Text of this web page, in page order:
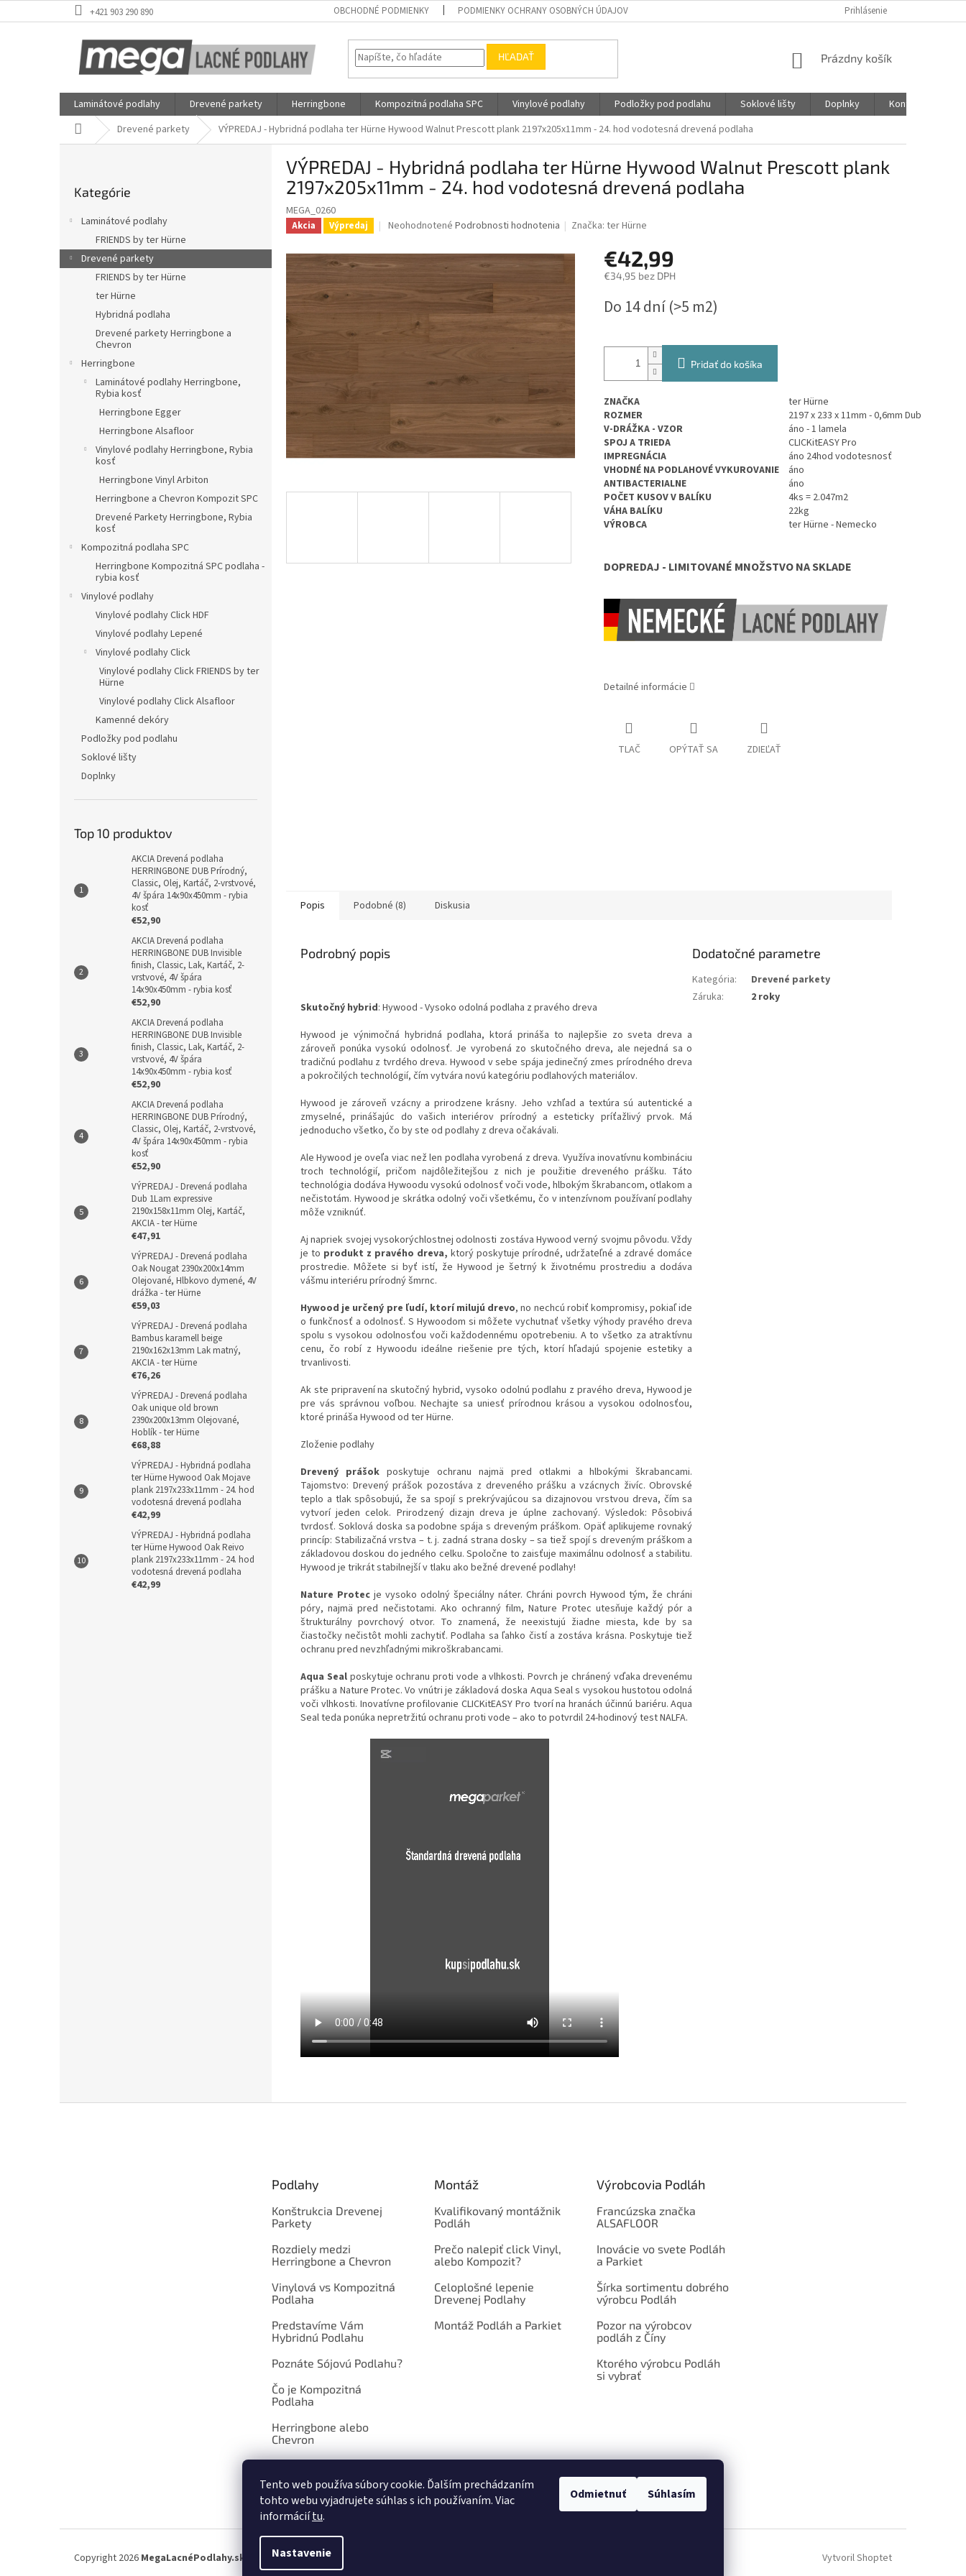
Tento web používa súbory cookie. Ďalším prechádzaním
tohto webu vyjadrujete súhlas s ich používaním. Viac
informáciítu.
Nastavenie
Odmietnuť Súhlasím
na
+421 903 290 890 OBCHODNÉ PODMIENKY PODMIENKY OCHRANY OSOBNÝCH ÚDAJOV Prihlásenie
HĽADAŤ
NÁKUPNÝ
Prázdny košík
Laminátové podlahy Drevené parkety Herringbone Kompozitná podlaha SPC Vinylové podlahy Podložky pod podlahu Soklové lišty Doplnky
Kontakty
DomovDrevené parkety VÝPREDAJ - Hybridná podlaha ter Hürne Hywood Walnut Prescott plank 2197x205x11mm - 24. hod vodotesná drevená podlaha
a
kategórie
Kategórie
Laminátové podlahy
FRIENDS by ter Hürne
Drevené parkety
FRIENDS by ter Hürne
ter Hürne
Hybridná podlaha
Drevené parkety Herringbone a
Chevron
Herringbone
Laminátové podlahy Herringbone,
Rybia kosť
Herringbone Egger
Herringbone Alsafloor
Vinylové podlahy Herringbone, Rybia
kosť
Herringbone Vinyl Arbiton
Herringbone a Chevron Kompozit SPC
Drevené Parkety Herringbone, Rybia
kosť
Kompozitná podlaha SPC
Herringbone Kompozitná SPC podlaha -
rybia kosť
Vinylové podlahy
Vinylové podlahy Click HDF
Vinylové podlahy Lepené
Vinylové podlahy Click
Vinylové podlahy Click FRIENDS by ter
Hürne
Vinylové podlahy Click Alsafloor
Kamenné dekóry
Podložky pod podlahu
Soklové lišty
Doplnky
Top 10 produktov
AKCIA Drevená podlaha
HERRINGBONE DUB Prírodný,
Classic, Olej, Kartáč, 2-vrstvové,
4V špára 14x90x450mm - rybia
kosť
€52,90
AKCIA Drevená podlaha
HERRINGBONE DUB Invisible
finish, Classic, Lak, Kartáč, 2-
vrstvové, 4V špára
14x90x450mm - rybia kosť
€52,90
AKCIA Drevená podlaha
HERRINGBONE DUB Invisible
finish, Classic, Lak, Kartáč, 2-
vrstvové, 4V špára
14x90x450mm - rybia kosť
€52,90
AKCIA Drevená podlaha
HERRINGBONE DUB Prírodný,
Classic, Olej, Kartáč, 2-vrstvové,
4V špára 14x90x450mm - rybia
kosť
€52,90
VÝPREDAJ - Drevená podlaha
Dub 1Lam expressive
2190x158x11mm Olej, Kartáč,
AKCIA - ter Hürne
€47,91
VÝPREDAJ - Drevená podlaha
Oak Nougat 2390x200x14mm
Olejované, Hlbkovo dymené, 4V
drážka - ter Hürne
€59,03
VÝPREDAJ - Drevená podlaha
Bambus karamell beige
2190x162x13mm Lak matný,
AKCIA - ter Hürne
€76,26
VÝPREDAJ - Drevená podlaha
Oak unique old brown
2390x200x13mm Olejované,
Hoblík - ter Hürne
€68,88
VÝPREDAJ - Hybridná podlaha
ter Hürne Hywood Oak Mojave
plank 2197x233x11mm - 24. hod
vodotesná drevená podlaha
€42,99
VÝPREDAJ - Hybridná podlaha
ter Hürne Hywood Oak Reivo
plank 2197x233x11mm - 24. hod
vodotesná drevená podlaha
€42,99
VÝPREDAJ - Hybridná podlaha ter Hürne Hywood Walnut Prescott plank
2197x205x11mm - 24. hod vodotesná drevená podlaha
MEGA_0260
Akcia Výpredaj
Priemerné
produktu
je
z
hviezdičiek.
Neohodnotené Podrobnosti hodnotenia Značka:ter Hürne
€42,99
€34,95 bez DPH
cena:
Do 14 dní(>5 m2)
Pridať do košíka
ZNAČKA
ter Hürne
ROZMER
2197 x 233 x 11mm - 0,6mm Dub
V-DRÁŽKA - VZOR
áno - 1 lamela
SPOJ A TRIEDA
CLICKitEASY Pro
IMPREGNÁCIA
áno 24hod vodotesnosť
VHODNÉ NA PODLAHOVÉ VYKUROVANIE
áno
ANTIBACTERIALNE
áno
POČET KUSOV V BALÍKU
4ks = 2.047m2
VÁHA BALÍKU
22kg
VÝROBCA
ter Hürne - Nemecko
DOPREDAJ - LIMITOVANÉ MNOŽSTVO NA SKLADE
Detailné informácie
TLAČ OPÝTAŤ SA ZDIEĽAŤ
Popis Podobné (8) Diskusia
Podrobný popis
Skutočný hybrid: Hywood - Vysoko odolná podlaha z pravého dreva
Hywood je výnimočná hybridná podlaha, ktorá prináša to najlepšie zo sveta dreva a
zároveň ponúka vysokú odolnosť. Je vyrobená zo skutočného dreva, ale nejedná sa o
tradičnú podlahu z tvrdého dreva. Hywood v sebe spája jedinečný zmes prírodného dreva
a pokročilých technológií, čím vytvára novú kategóriu podlahových materiálov.
Hywood je zároveň vzácny a prirodzene krásny. Jeho vzhľad a textúra sú autentické a
zmyselné, prinášajúc do vašich interiérov prírodný a esteticky príťažlivý prvok. Má
jednoducho všetko, čo by ste od podlahy z dreva očakávali.
Ale Hywood je oveľa viac než len podlaha vyrobená z dreva. Využíva inovatívnu kombináciu
troch technológií, pričom najdôležitejšou z nich je použitie dreveného prášku. Táto
technológia dodáva Hywoodu vysokú odolnosť voči vode, hlbokým škrabancom, otlakom a
nečistotám. Hywood je skrátka odolný voči všetkému, čo v intenzívnom používaní podlahy
môže vzniknúť.
Aj napriek svojej vysokorýchlostnej odolnosti zostáva Hywood verný svojmu pôvodu. Vždy
je to produkt z pravého dreva, ktorý poskytuje prírodné, udržateľné a zdravé domáce
prostredie. Môžete si byť istí, že Hywood je šetrný k životnému prostrediu a dodáva
vášmu interiéru prírodný šmrnc.
Hywood je určený pre ľudí, ktorí milujú drevo, no nechcú robiť kompromisy, pokiaľ ide
o funkčnosť a odolnosť. S Hywoodom si môžete vychutnať všetky výhody pravého dreva
spolu s vysokou odolnosťou voči každodennému opotrebeniu. A to všetko za atraktívnu
cenu, čo robí z Hywoodu ideálne riešenie pre tých, ktorí hľadajú spojenie estetiky a
trvanlivosti.
Ak ste pripravení na skutočný hybrid, vysoko odolnú podlahu z pravého dreva, Hywood je
pre vás správnou voľbou. Nechajte sa uniesť prírodnou krásou a vysokou odolnosťou,
ktoré prináša Hywood od ter Hürne.
Zloženie podlahy
Drevený prášokposkytuje ochranu najmä pred otlakmi a hlbokými škrabancami.
Tajomstvo: Drevený prášok pozostáva z dreveného prášku a vzácnych živíc. Obrovské
teplo a tlak spôsobujú, že sa spojí s prekrývajúcou sa dizajnovou vrstvou dreva, čím sa
vytvorí jeden celok. Prirodzený dizajn dreva je úplne zachovaný. Výsledok: Pôsobivá
tvrdosť. Soklová doska sa podobne spája s dreveným práškom. Opäť aplikujeme rovnaký
princíp: Stabilizačná vrstva – t. j. zadná strana dosky – sa tiež spojí s dreveným práškom a
základovou doskou do jedného celku. Spoločne to zaisťuje maximálnu odolnosť a stabilitu.
Hywood je trikrát stabilnejší v tlaku ako bežné drevené podlahy!
Nature Protec je vysoko odolný špeciálny náter. Chráni povrch Hywood tým, že chráni
póry, najmä pred nečistotami. Ako ochranný film, Nature Protec utesňuje každý pór a
štrukturálny povrchový otvor. To znamená, že neexistujú žiadne miesta, kde by sa
čiastočky nečistôt mohli zachytiť. Podlaha sa ľahko čistí a zostáva krásna. Poskytuje tiež
ochranu pred nevzhľadnými mikroškrabancami.
Aqua Sealposkytuje ochranu proti vode a vlhkosti. Povrch je chránený vďaka drevenému
prášku a Nature Protec. Vo vnútri je základová doska Aqua Seal s vysokou hustotou odolná
voči vlhkosti. Inovatívne profilovanie CLICKitEASY Pro tvorí na hranách účinnú bariéru. Aqua
Seal teda ponúka nepretržitú ochranu proti vode – ako to potvrdil 24-hodinový test NALFA.
Dodatočné parametre
Kategória:
Drevené parkety
Záruka: 2 roky
Podlahy
Konštrukcia Drevenej
Parkety
Rozdiely medzi
Herringbone a Chevron
Vinylová vs Kompozitná
Podlaha
Predstavíme Vám
Hybridnú Podlahu
Poznáte Sójovú Podlahu?
Čo je Kompozitná
Podlaha
Herringbone alebo
Chevron
Montáž
Kvalifikovaný montážnik
Podláh
Prečo nalepiť click Vinyl,
alebo Kompozit?
Celoplošné lepenie
Drevenej Podlahy
Montáž Podláh a Parkiet
Výrobcovia Podláh
Francúzska značka
ALSAFLOOR
Inovácie vo svete Podláh
a Parkiet
Šírka sortimentu dobrého
výrobcu Podláh
Pozor na výrobcov
podláh z Číny
Ktorého výrobcu Podláh
si vybrať
OBCHODNÉ PODMIENKY PODMIENKY OCHRANY OSOBNÝCH ÚDAJOV POŠLITE NÁM DOPYT
Vytvoril Shoptet
Copyright 2026 MegaLacnéPodlahy.sk . Všetky práva vyhradené.